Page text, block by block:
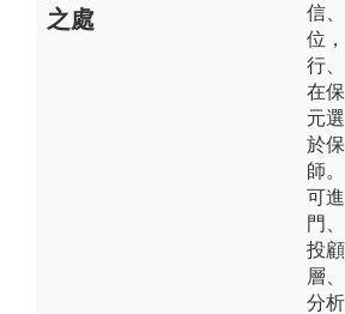
之處
信
位
行
在
元
於
師
可
門
投
層
分